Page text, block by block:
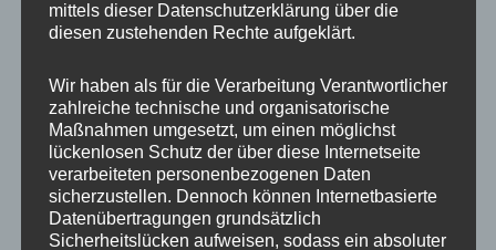
Unsere Boho Handyketten im angesagten Bohemian
Style sind aus weichen Baumwollkordeln mit
flauschigen Puscheln. Die Boho Handyketten in
gedeckten Naturtönen sehen nicht nur hübsch aus,
sie lassen sich auch perfekt zum Boho-Look stylen.
Très chic!
BOHO HANDYKETTE MAYA INKL. CASE
mittels dieser Datenschutzerklärung über die
diesen zustehenden Rechte aufgeklärt.
Wir haben als für die Verarbeitung Verantwortlicher
zahlreiche technische und organisatorische
Maßnahmen umgesetzt, um einen möglichst
lückenlosen Schutz der über diese Internetseite
verarbeiteten personenbezogenen Daten
sicherzustellen. Dennoch können Internetbasierte
Datenübertragungen grundsätzlich
Sicherheitslücken aufweisen, sodass ein absoluter